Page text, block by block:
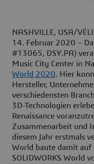
NASHVILLE, USA/
14. Februar 2020 –
#13065, DSY.PA)
Music City Center in
World 2020. Hier
Hersteller,
verschiedensten
3D-Technologien
Renaissance
Zusammenarbeit und
diesem Jahr erstmals
World baute damit
SOLIDWORKS World